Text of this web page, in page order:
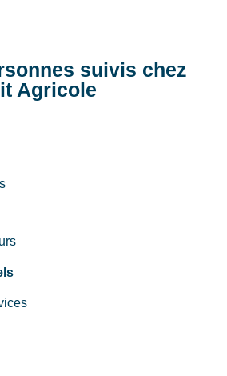
suivis chez
Agricole